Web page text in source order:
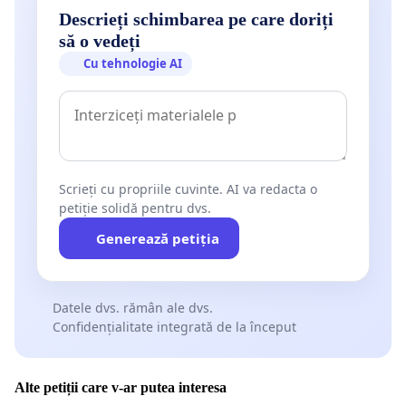
Descrieți schimbarea pe care doriți
să o vedeți
Cu tehnologie AI
Scrieți cu propriile cuvinte. AI va redacta o
petiție solidă pentru dvs.
Generează petiția
Datele dvs. rămân ale dvs.
Confidențialitate integrată de la început
Alte petiții care v-ar putea interesa